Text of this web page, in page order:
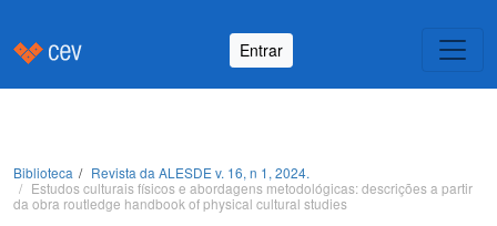
Entrar
Biblioteca
Revista da ALESDE v. 16, n 1, 2024.
Estudos culturais físicos e abordagens metodológicas: descrições a partir
da obra routledge handbook of physical cultural studies